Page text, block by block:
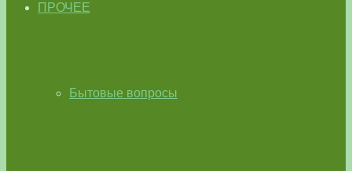
ПРОЧЕЕ
Бытовые вопросы